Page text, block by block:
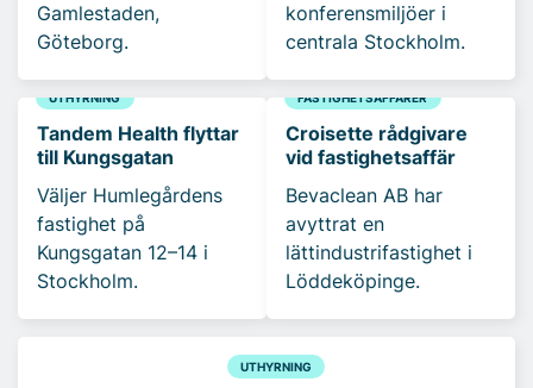
Gamlestaden,
Göteborg.
konferensmiljöer i
centrala Stockholm.
UTHYRNING
Tandem Health flyttar
till Kungsgatan
Väljer Humlegårdens
fastighet på
Kungsgatan 12–14 i
Stockholm.
FASTIGHETSAFFÄRER
Croisette rådgivare
vid fastighetsaffär
Bevaclean AB har
avyttrat en
lättindustrifastighet i
Löddeköpinge.
UTHYRNING